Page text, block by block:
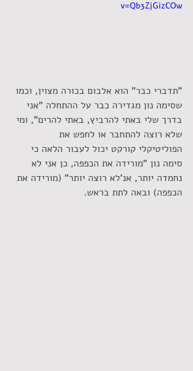
v=Qb3ZjGizCOw
"תדברי כבר" הוא אלבום בכורה מצוין, וכמו
שסימה נון מגדירה כבר על ההתחלה "אני
בדרך שלי באתי להרביץ, באתי להרים", ומי
שלא רוצה להתחבר או לחפש את
הפוליטיקלי קורקט יכול לעבור הלאה כי
סימה נון "מורידה את הכפפה, כן אני לא
נחמדה יותר, אנ'לא רוצה יותר" (מורידה את
הכפפה) ובאה לתת בראש.